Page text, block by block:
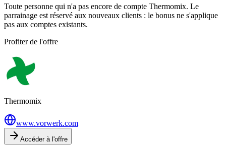
Toute personne qui n'a pas encore de compte Thermomix. Le
parrainage est réservé aux nouveaux clients : le bonus ne s'applique
pas aux comptes existants.
Profiter de l'offre
Thermomix
www.vorwerk.com
Accéder à l'offre